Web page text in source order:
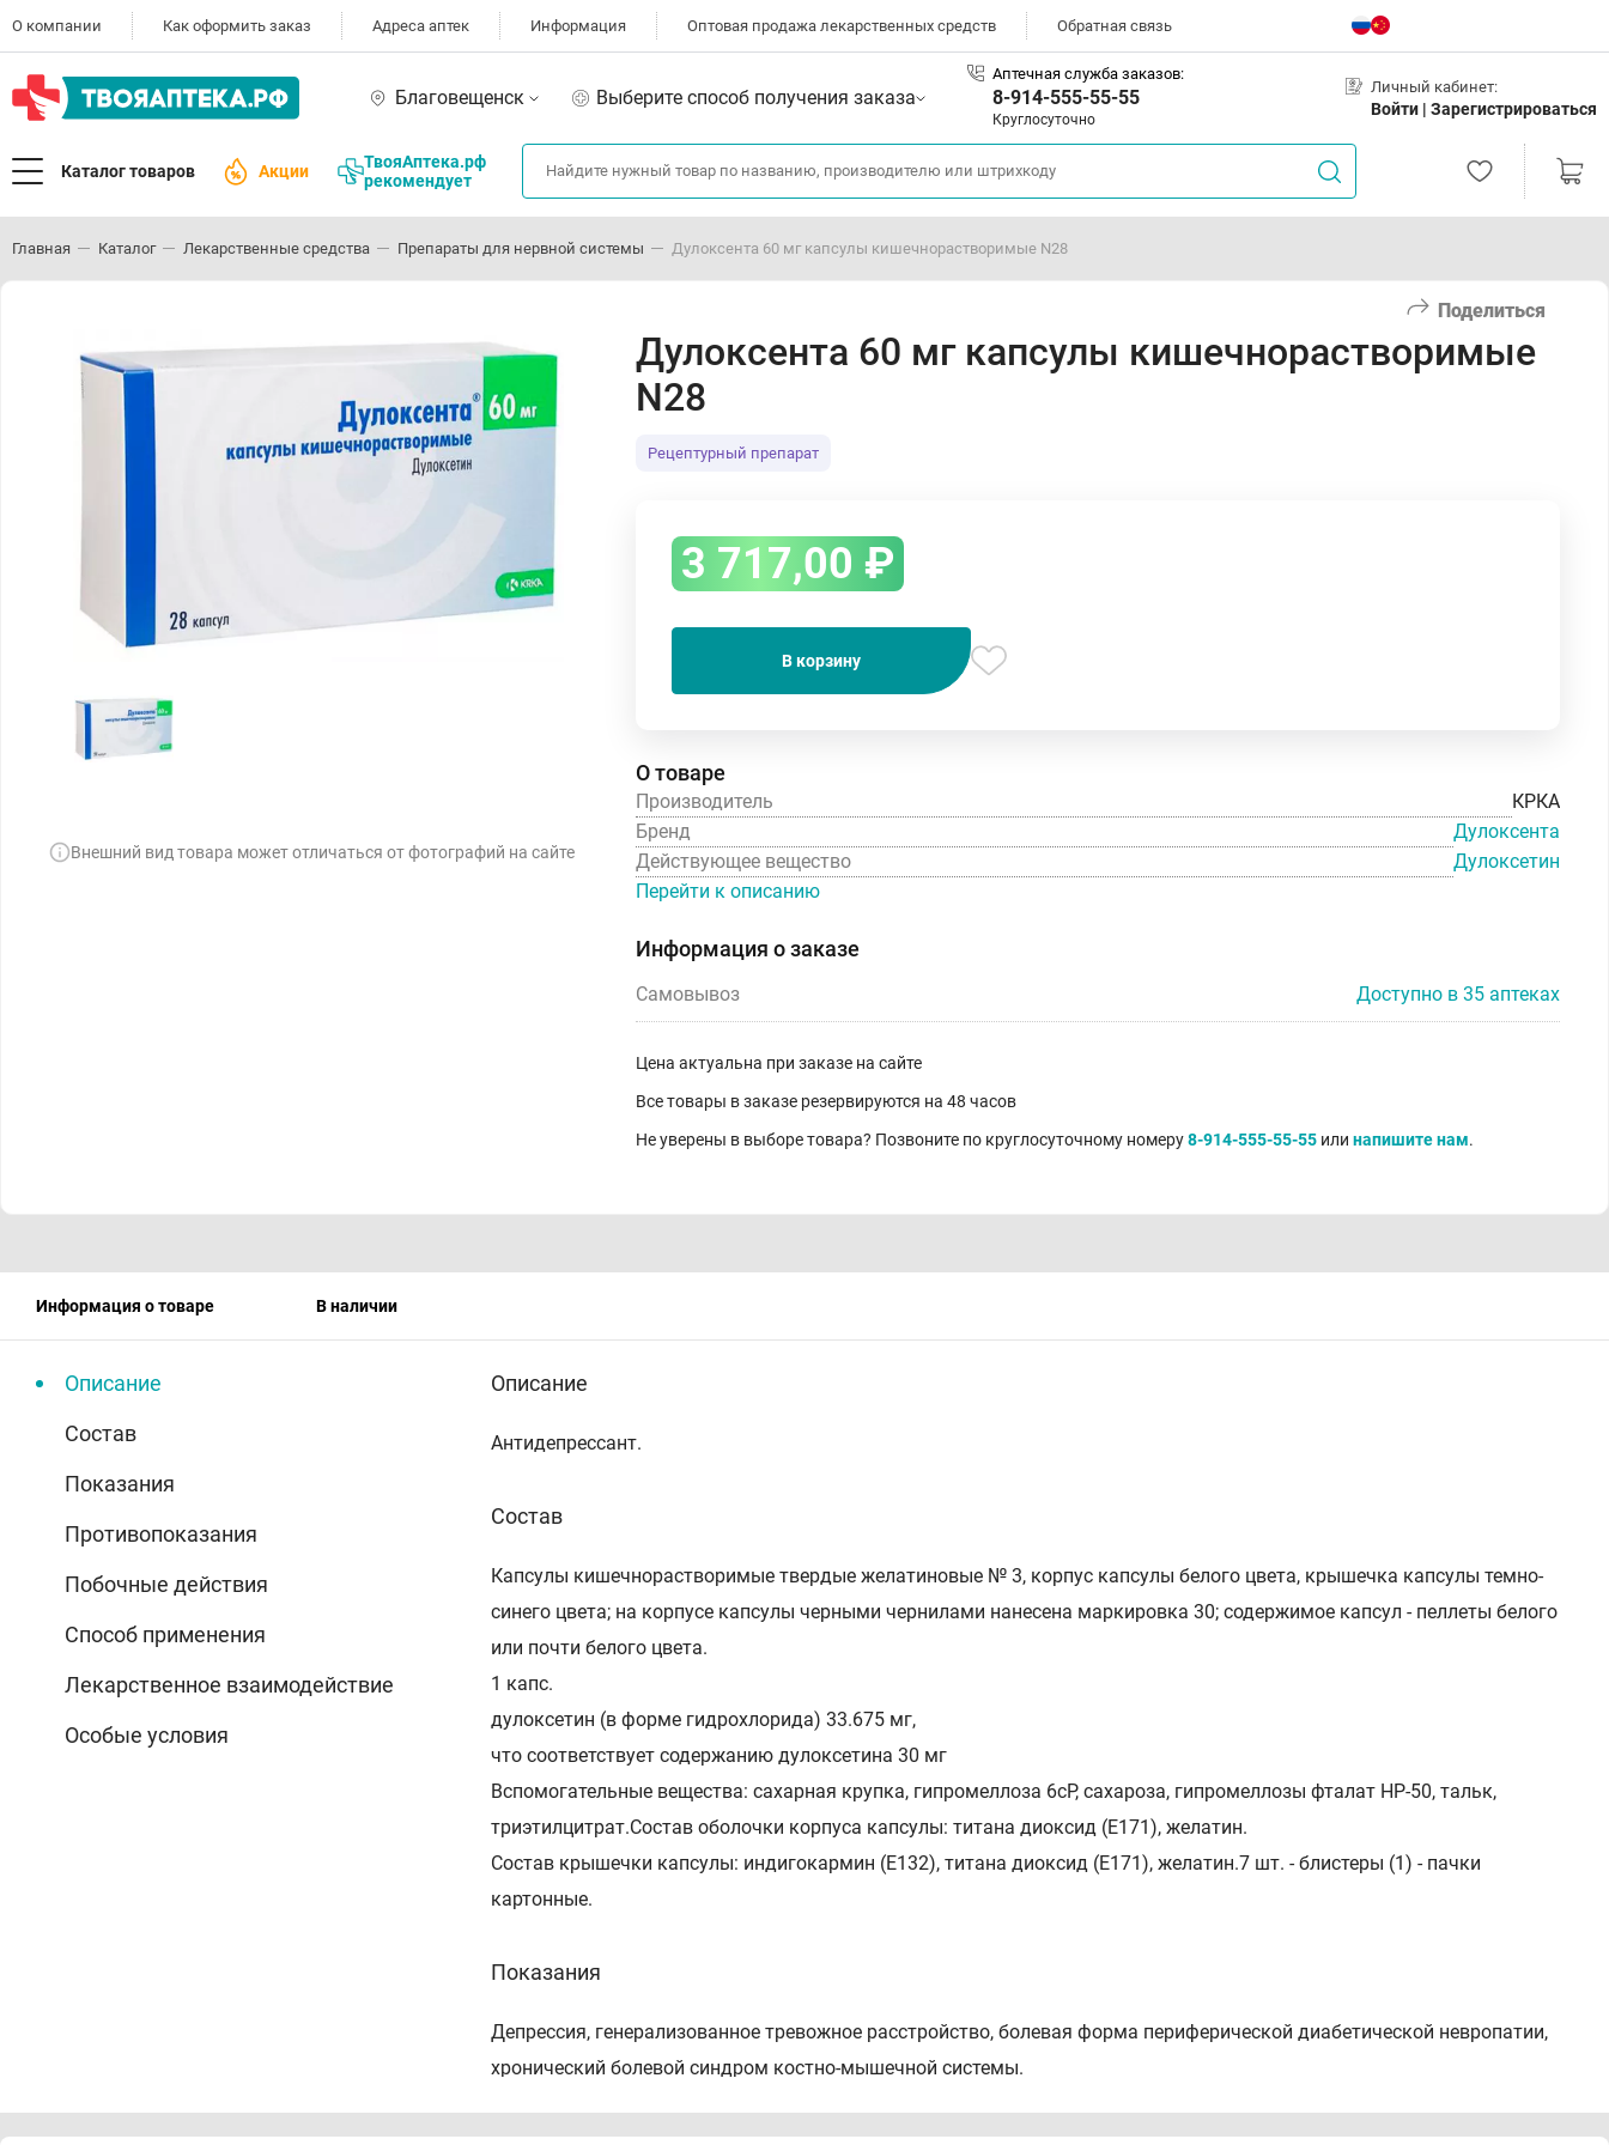
О компании Как оформить заказ Адреса аптек Информация Оптовая продажа лекарственных средств Обратная связь
Благовещенск Выберите способ получения заказа
Аптечная служба заказов:
8-914-555-55-55
Круглосуточно
Личный кабинет:
Войти | Зарегистрироваться
Каталог товаров Акции
ТвояАптека.рф
рекомендует
Главная Каталог Лекарственные средства Препараты для нервной системы Дулоксента 60 мг капсулы кишечнорастворимые N28
Поделиться
Внешний вид товара может отличаться от фотографий на сайте
Дулоксента 60 мг капсулы кишечнорастворимые
N28
Рецептурный препарат
3 717,00 ₽
В корзину
О товаре
Производитель
КРКА
Бренд
Дулоксента
Действующее вещество
Дулоксетин
Перейти к описанию
Информация о заказе
Самовывоз Доступно в 35 аптеках
Цена актуальна при заказе на сайте
Все товары в заказе резервируются на 48 часов
Не уверены в выборе товара? Позвоните по круглосуточному номеру8-914-555-55-55 или напишите нам.
Информация о товаре В наличии
Описание
Состав
Показания
Противопоказания
Побочные действия
Способ применения
Лекарственное взаимодействие
Особые условия
Описание
Антидепрессант.
Состав
Капсулы кишечнорастворимые твердые желатиновые № 3, корпус капсулы белого цвета, крышечка капсулы темно-
синего цвета; на корпусе капсулы черными чернилами нанесена маркировка 30; содержимое капсул - пеллеты белого
или почти белого цвета.
1 капс.
дулоксетин (в форме гидрохлорида) 33.675 мг,
что соответствует содержанию дулоксетина 30 мг
Вспомогательные вещества: сахарная крупка, гипромеллоза 6cP, сахароза, гипромеллозы фталат HP-50, тальк,
триэтилцитрат.Состав оболочки корпуса капсулы: титана диоксид (E171), желатин.
Состав крышечки капсулы: индигокармин (E132), титана диоксид (E171), желатин.7 шт. - блистеры (1) - пачки
картонные.
Показания
Депрессия, генерализованное тревожное расстройство, болевая форма периферической диабетической невропатии,
хронический болевой синдром костно-мышечной системы.